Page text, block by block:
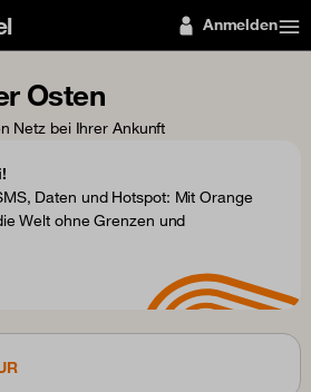
Anmelden
Osten
Netz bei Ihrer Ankunft
Daten und Hotspot: Mit Orange
Welt ohne Grenzen und